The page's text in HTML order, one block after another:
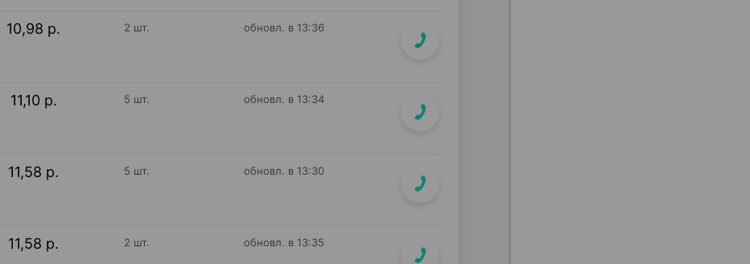
10,98 р. 2 шт. обновл. в 13:36
11,10 р. 5 шт. обновл. в 13:34
11,58 р. 5 шт. обновл. в 13:30
11,58 р. 2 шт. обновл. в 13:35